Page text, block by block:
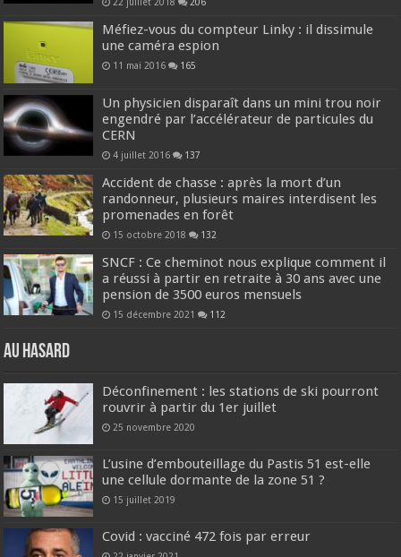
Méfiez-vous du compteur Linky : il dissimule
une caméra espion
11 mai 2016 165
Un physicien disparaît dans un mini trou noir
engendré par l’accélérateur de particules du
CERN
4 juillet 2016 137
Accident de chasse : après la mort d’un
randonneur, plusieurs maires interdisent les
promenades en forêt
15 octobre 2018 132
SNCF : Ce cheminot nous explique comment il
a réussi à partir en retraite à 30 ans avec une
pension de 3500 euros mensuels
15 décembre 2021 112
Au hasard
Déconfinement : les stations de ski pourront
rouvrir à partir du 1er juillet
25 novembre 2020
L’usine d’embouteillage du Pastis 51 est-elle
une cellule dormante de la zone 51 ?
15 juillet 2019
Covid : vacciné 472 fois par erreur